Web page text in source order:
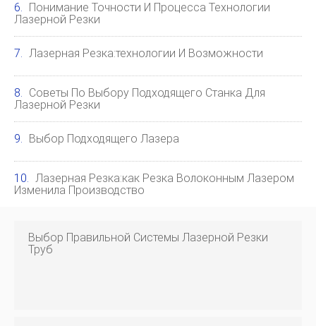
Понимание Точности И Процесса Технологии
Лазерной Резки
Лазерная Резка:технологии И Возможности
Советы По Выбору Подходящего Станка Для
Лазерной Резки
Выбор Подходящего Лазера
Лазерная Резка:как Резка Волоконным Лазером
Изменила Производство
Выбор Правильной Системы Лазерной Резки
Труб